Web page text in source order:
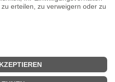
von Kundenbewertungen